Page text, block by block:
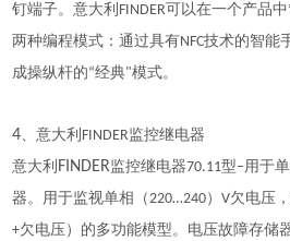
钉端子。意大利 FINDER可以在一个产品
两种编程模式：通过具有NFC技术的智能
成操纵杆的“经典"模式。
4、意大利 FINDER监控继电器
意大利 FINDER监控继电器70.11型–用于
器。用于监视单相（220…240）V欠电压
+欠电压）的多功能模型。电压故障存储